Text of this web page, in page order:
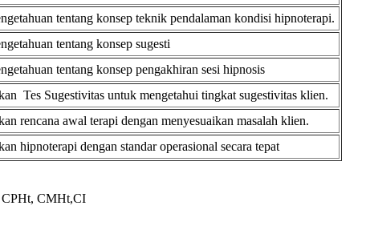
tentang konsep teknik pendalaman kondisi hipnoterapi.
tentang konsep sugesti
tentang konsep pengakhiran sesi hipnosis
Tes Sugestivitas untuk mengetahui tingkat sugestivitas klien.
rencana awal terapi dengan menyesuaikan masalah klien.
hipnoterapi dengan standar operasional secara tepat
CMHt,CI